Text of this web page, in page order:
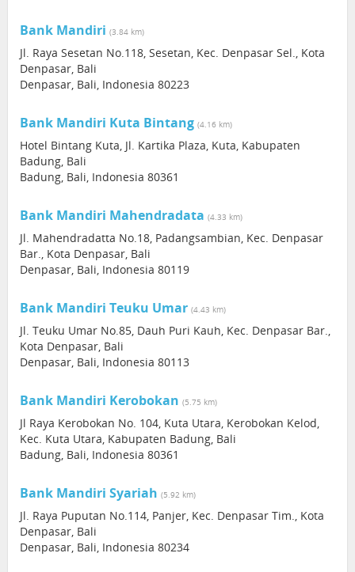
Bank Mandiri (3.84 km)
Jl. Raya Sesetan No.118, Sesetan, Kec. Denpasar Sel., Kota
Denpasar, Bali
Denpasar, Bali, Indonesia 80223
Bank Mandiri Kuta Bintang (4.16 km)
Hotel Bintang Kuta, Jl. Kartika Plaza, Kuta, Kabupaten
Badung, Bali
Badung, Bali, Indonesia 80361
Bank Mandiri Mahendradata (4.33 km)
Jl. Mahendradatta No.18, Padangsambian, Kec. Denpasar
Bar., Kota Denpasar, Bali
Denpasar, Bali, Indonesia 80119
Bank Mandiri Teuku Umar (4.43 km)
Jl. Teuku Umar No.85, Dauh Puri Kauh, Kec. Denpasar Bar.,
Kota Denpasar, Bali
Denpasar, Bali, Indonesia 80113
Bank Mandiri Kerobokan (5.75 km)
Jl Raya Kerobokan No. 104, Kuta Utara, Kerobokan Kelod,
Kec. Kuta Utara, Kabupaten Badung, Bali
Badung, Bali, Indonesia 80361
Bank Mandiri Syariah (5.92 km)
Jl. Raya Puputan No.114, Panjer, Kec. Denpasar Tim., Kota
Denpasar, Bali
Denpasar, Bali, Indonesia 80234